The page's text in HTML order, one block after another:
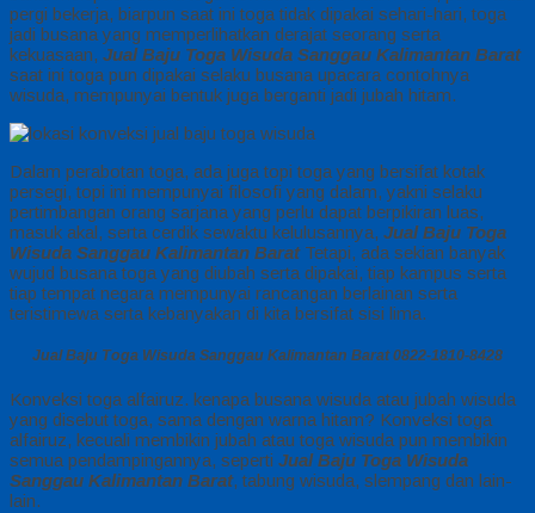
pergi bekerja, biarpun saat ini toga tidak dipakai sehari-hari, toga
jadi busana yang memperlihatkan derajat seorang serta
kekuasaan, Jual Baju Toga Wisuda Sanggau Kalimantan Barat
saat ini toga pun dipakai selaku busana upacara contohnya
wisuda, mempunyai bentuk juga berganti jadi jubah hitam.
Dalam perabotan toga, ada juga topi toga yang bersifat kotak
persegi, topi ini mempunyai filosofi yang dalam, yakni selaku
pertimbangan orang sarjana yang perlu dapat berpikiran luas,
masuk akal, serta cerdik sewaktu kelulusannya, Jual Baju Toga
Wisuda Sanggau Kalimantan BaratTetapi, ada sekian banyak
wujud busana toga yang diubah serta dipakai, tiap kampus serta
tiap tempat negara mempunyai rancangan berlainan serta
teristimewa serta kebanyakan di kita bersifat sisi lima.
Jual Baju Toga Wisuda Sanggau Kalimantan Barat 0822-1810-8428
Konveksi toga alfairuz. kenapa busana wisuda atau jubah wisuda
yang disebut toga, sama dengan warna hitam? Konveksi toga
alfairuz, kecuali membikin jubah atau toga wisuda pun membikin
semua pendampingannya, seperti Jual Baju Toga Wisuda
Sanggau Kalimantan Barat, tabung wisuda, slempang dan lain-
lain.